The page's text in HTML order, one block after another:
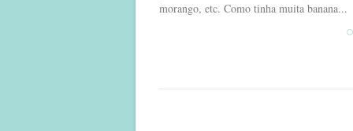
morango, etc. Como tinha muita banana...